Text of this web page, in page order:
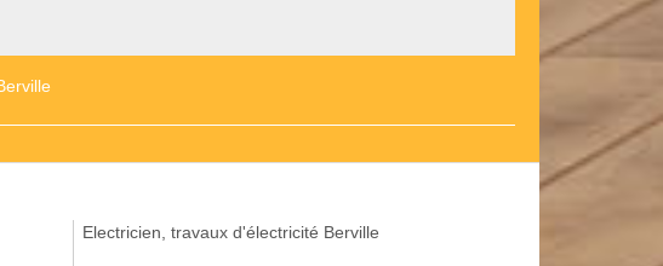
Electricien, travaux d'électricité Berville